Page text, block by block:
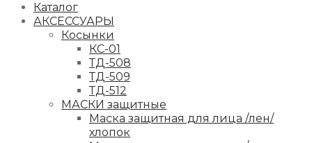
Каталог
АКСЕССУАРЫ
Косынки
КС-01
ТД-508
ТД-509
ТД-512
МАСКИ защитные
Маска защитная для лица /лен/
хлопок